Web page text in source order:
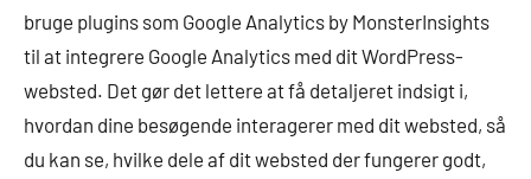
bruge plugins som Google Analytics by MonsterInsights
til at integrere Google Analytics med dit WordPress-
websted. Det gør det lettere at få detaljeret indsigt i,
hvordan dine besøgende interagerer med dit websted, så
du kan se, hvilke dele af dit websted der fungerer godt,